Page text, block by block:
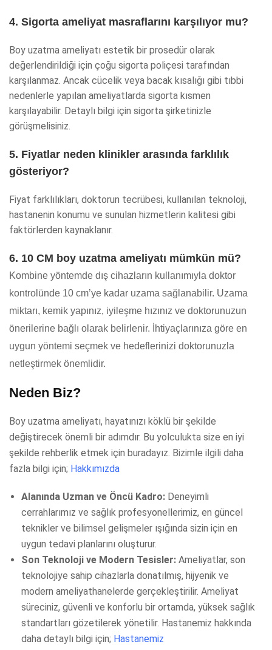
4. Sigorta ameliyat masraflarını karşılıyor mu?
Boy uzatma ameliyatı estetik bir prosedür olarak
değerlendirildiği için çoğu sigorta poliçesi tarafından
karşılanmaz. Ancak cücelik veya bacak kısalığı gibi tıbbi
nedenlerle yapılan ameliyatlarda sigorta kısmen
karşılayabilir. Detaylı bilgi için sigorta şirketinizle
görüşmelisiniz.
5. Fiyatlar neden klinikler arasında farklılık
gösteriyor?
Fiyat farklılıkları, doktorun tecrübesi, kullanılan teknoloji,
hastanenin konumu ve sunulan hizmetlerin kalitesi gibi
faktörlerden kaynaklanır.
6. 10 CM boy uzatma ameliyatı mümkün mü?
Kombine yöntemde dış cihazların kullanımıyla doktor
kontrolünde 10 cm’ye kadar uzama sağlanabilir. Uzama
miktarı, kemik yapınız, iyileşme hızınız ve doktorunuzun
önerilerine bağlı olarak belirlenir. İhtiyaçlarınıza göre en
uygun yöntemi seçmek ve hedeflerinizi doktorunuzla
netleştirmek önemlidir.
Neden Biz?
Boy uzatma ameliyatı, hayatınızı köklü bir şekilde
değiştirecek önemli bir adımdır. Bu yolculukta size en iyi
şekilde rehberlik etmek için buradayız. Bizimle ilgili daha
fazla bilgi için; Hakkımızda
Alanında Uzman ve Öncü Kadro: Deneyimli
cerrahlarımız ve sağlık profesyonellerimiz, en güncel
teknikler ve bilimsel gelişmeler ışığında sizin için en
uygun tedavi planlarını oluşturur.
Son Teknoloji ve Modern Tesisler: Ameliyatlar, son
teknolojiye sahip cihazlarla donatılmış, hijyenik ve
modern ameliyathanelerde gerçekleştirilir. Ameliyat
süreciniz, güvenli ve konforlu bir ortamda, yüksek sağlık
standartları gözetilerek yönetilir. Hastanemiz hakkında
daha detaylı bilgi için; Hastanemiz